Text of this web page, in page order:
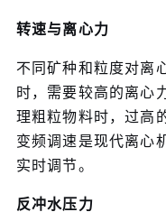
转速与离心力
不同矿种和粒度对离
时，需要较高的离心
理粗粒物料时，过高
变频调速是现代离心
实时调节。
反冲水压力